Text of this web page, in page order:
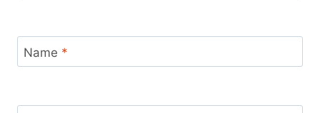
Name *